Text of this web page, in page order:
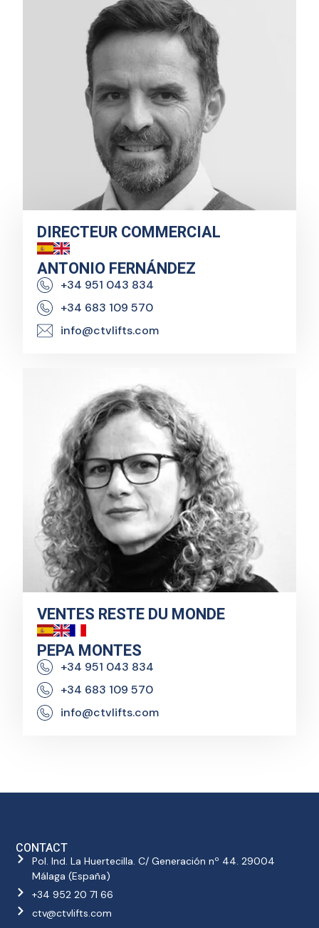
DIRECTEUR COMMERCIAL
ANTONIO FERNÁNDEZ
+34 951 043 834
+34 683 109 570
info@ctvlifts.com
VENTES RESTE DU MONDE
PEPA MONTES
+34 951 043 834
+34 683 109 570
info@ctvlifts.com
CONTACT
Pol. Ind. La Huertecilla. C/ Generación nº 44. 29004
Málaga (España)
+34 952 20 71 66
ctv@ctvlifts.com